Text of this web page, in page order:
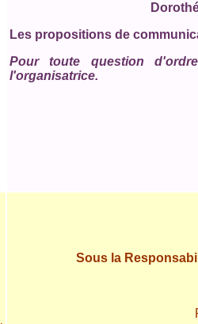
Les propositions de
Pour toute question
l'organisatrice.
Sous la